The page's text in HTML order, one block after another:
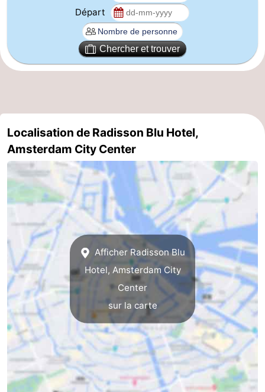
diamant
dans
Parcs
la
-
Hollande
du
Nord
Hollande
du
Sud
Pratiques
Forum
Transports
en
commun
Route
Gare
Centrale
Schiphol
Eindhoven
Stationnement
Départ
Chercher et trouver
Localisation de Radisson Blu Hotel,
Amsterdam City Center
Afficher Radisson Blu
Hotel, Amsterdam City
Center
sur la carte